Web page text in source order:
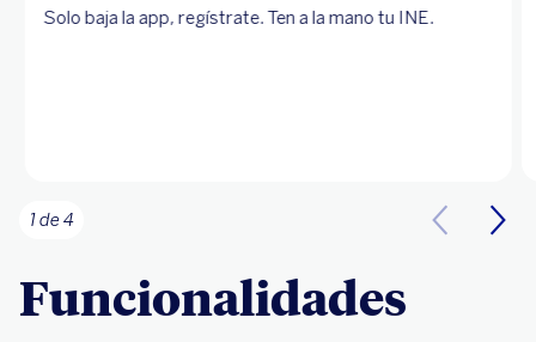
Solo baja la app, regístrate. Ten a la mano tu INE.
1 de 4
Funcionalidades